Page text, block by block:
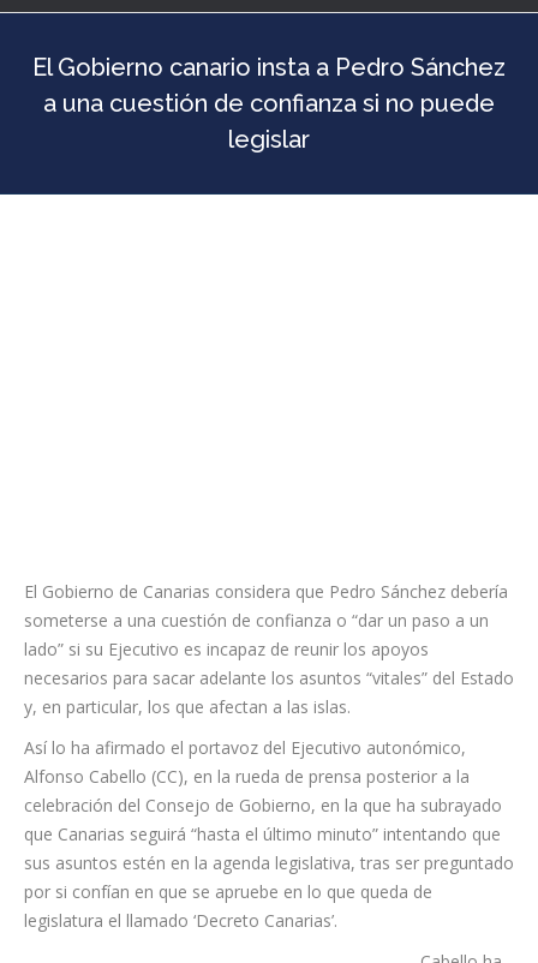
El Gobierno canario insta a Pedro Sánchez
a una cuestión de confianza si no puede
legislar
El Gobierno de Canarias considera que Pedro Sánchez debería
someterse a una cuestión de confianza o “dar un paso a un
lado” si su Ejecutivo es incapaz de reunir los apoyos
necesarios para sacar adelante los asuntos “vitales” del Estado
y, en particular, los que afectan a las islas.
Así lo ha afirmado el portavoz del Ejecutivo autonómico,
Alfonso Cabello (CC), en la rueda de prensa posterior a la
celebración del Consejo de Gobierno, en la que ha subrayado
que Canarias seguirá “hasta el último minuto” intentando que
sus asuntos estén en la agenda legislativa, tras ser preguntado
por si confían en que se apruebe en lo que queda de